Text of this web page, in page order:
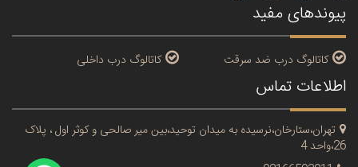
پیوندهای مفید
کاتالوگ درب ضد سرقت کاتالوگ درب داخلی
اطلاعات تماس
تهران،ستارخان،نرسیده به میدان توحید،بین میر صالحی و کوثر اول ، پلاک
26،واحد 4